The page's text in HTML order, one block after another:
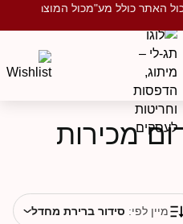
האתר כולל מע"מכול המוצרים
מכירות
מיין לפי:סידור ברירת מחדל